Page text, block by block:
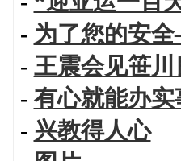
- 为了您的安
- 王震会见笹
- 有心就能办
- 兴教得人心